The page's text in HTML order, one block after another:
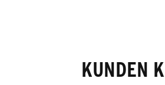
KUNDEN